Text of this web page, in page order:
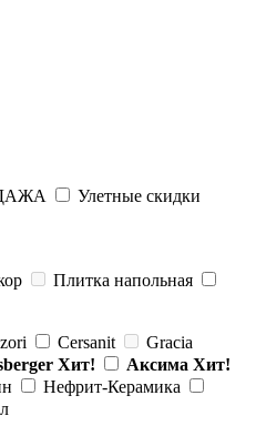
Улетные скидки
Плитка напольная
Cersanit
Gracia
Хит! Аксима Хит!
Нефрит-Керамика